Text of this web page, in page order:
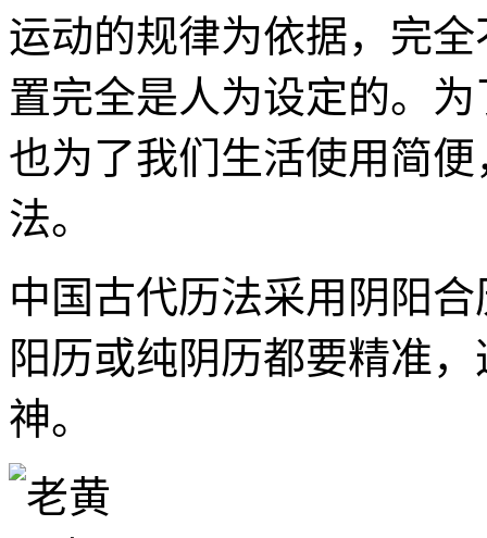
运动的规律为依据，完
置完全是人为设定的。
也为了我们生活使用简
法。
中国古代历法采用阴阳
阳历或纯阴历都要精准
神。